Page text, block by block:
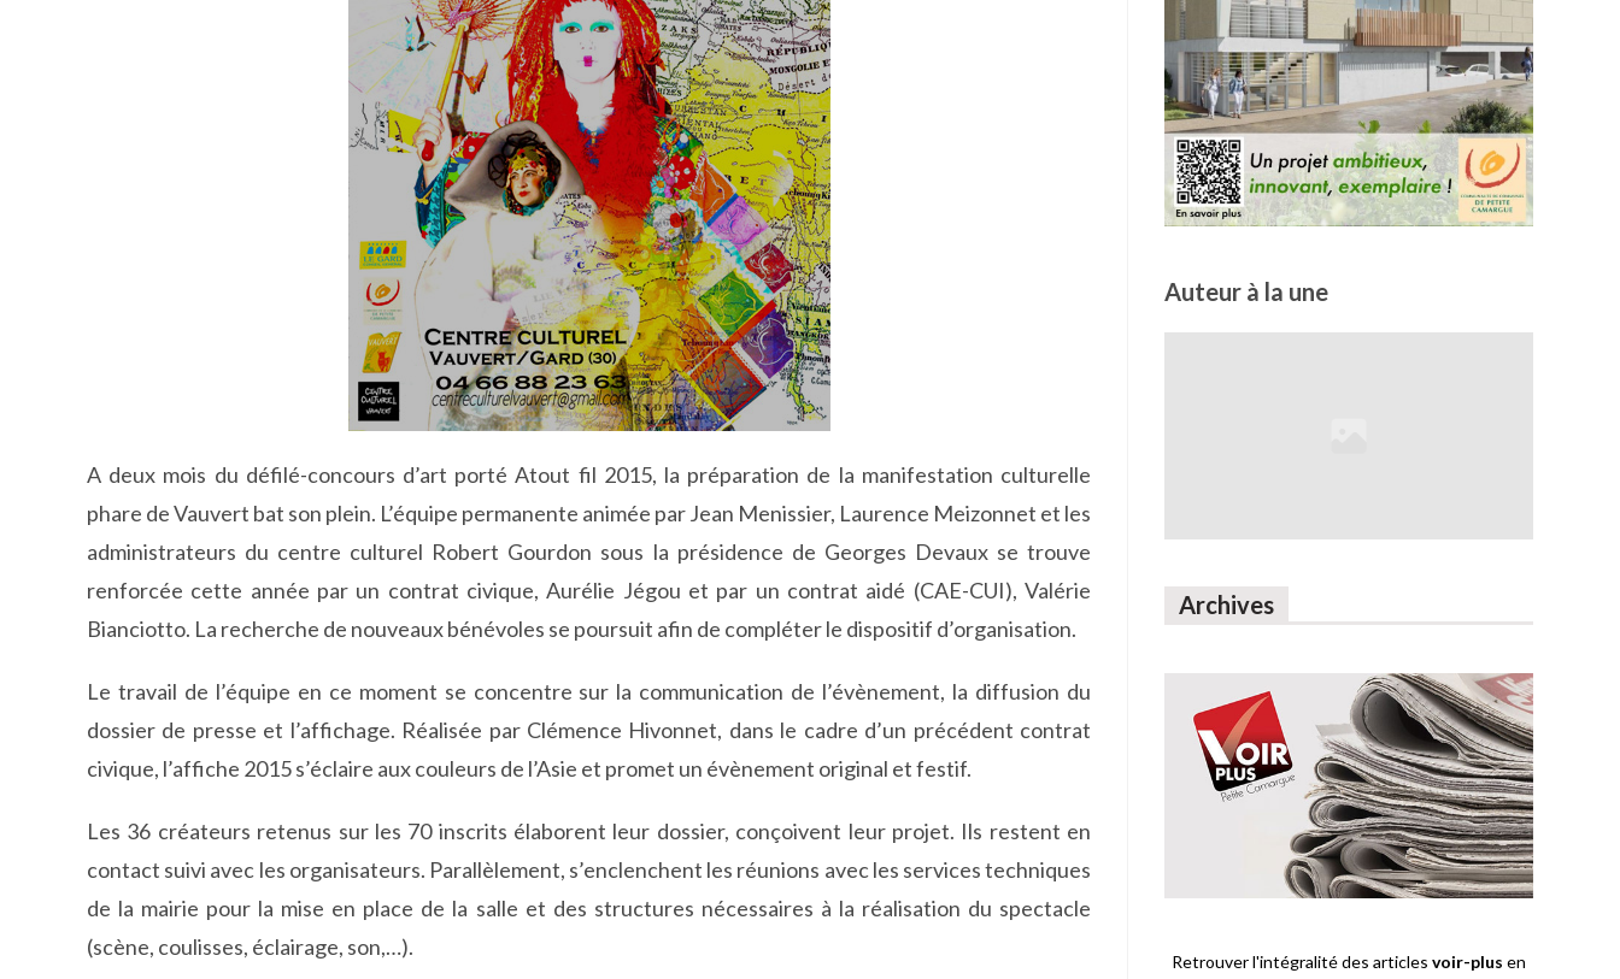
A deux mois du défilé-concours d’art porté Atout fil 2015, la préparation de la manifestation culturelle
phare de Vauvert bat son plein. L’équipe permanente animée par Jean Menissier, Laurence Meizonnet et les
administrateurs du centre culturel Robert Gourdon sous la présidence de Georges Devaux se trouve
renforcée cette année par un contrat civique, Aurélie Jégou et par un contrat aidé (CAE-CUI), Valérie
Bianciotto. La recherche de nouveaux bénévoles se poursuit afin de compléter le dispositif d’organisation.
Le travail de l’équipe en ce moment se concentre sur la communication de l’évènement, la diffusion du
dossier de presse et l’affichage. Réalisée par Clémence Hivonnet, dans le cadre d’un précédent contrat
civique, l’affiche 2015 s’éclaire aux couleurs de l’Asie et promet un évènement original et festif.
Les 36 créateurs retenus sur les 70 inscrits élaborent leur dossier, conçoivent leur projet. Ils restent en
contact suivi avec les organisateurs. Parallèlement, s’enclenchent les réunions avec les services techniques
de la mairie pour la mise en place de la salle et des structures nécessaires à la réalisation du spectacle
(scène, coulisses, éclairage, son,…).
Auteur à la une
Archives
Retrouver l'intégralité des articles voir-plus en